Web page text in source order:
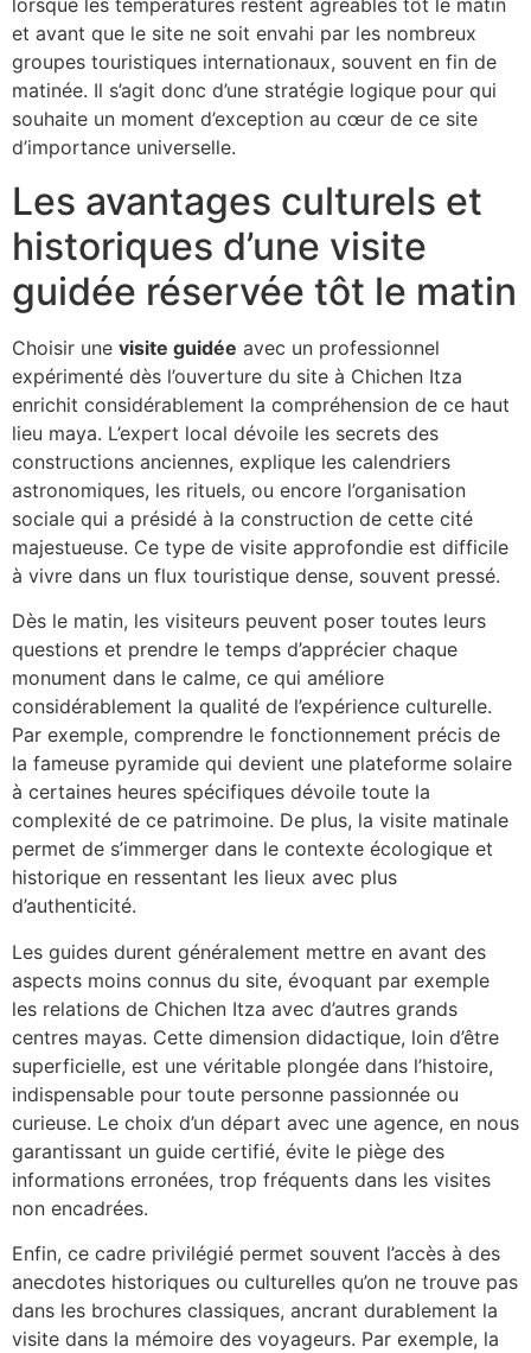
lorsque les températures restent agréables tôt le matin
et avant que le site ne soit envahi par les nombreux
groupes touristiques internationaux, souvent en fin de
matinée. Il s’agit donc d’une stratégie logique pour qui
souhaite un moment d’exception au cœur de ce site
d’importance universelle.
Les avantages culturels et
historiques d’une visite
guidée réservée tôt le matin
Choisir une visite guidée avec un professionnel
expérimenté dès l’ouverture du site à Chichen Itza
enrichit considérablement la compréhension de ce haut
lieu maya. L’expert local dévoile les secrets des
constructions anciennes, explique les calendriers
astronomiques, les rituels, ou encore l’organisation
sociale qui a présidé à la construction de cette cité
majestueuse. Ce type de visite approfondie est difficile
à vivre dans un flux touristique dense, souvent pressé.
Dès le matin, les visiteurs peuvent poser toutes leurs
questions et prendre le temps d’apprécier chaque
monument dans le calme, ce qui améliore
considérablement la qualité de l’expérience culturelle.
Par exemple, comprendre le fonctionnement précis de
la fameuse pyramide qui devient une plateforme solaire
à certaines heures spécifiques dévoile toute la
complexité de ce patrimoine. De plus, la visite matinale
permet de s’immerger dans le contexte écologique et
historique en ressentant les lieux avec plus
d’authenticité.
Les guides durent généralement mettre en avant des
aspects moins connus du site, évoquant par exemple
les relations de Chichen Itza avec d’autres grands
centres mayas. Cette dimension didactique, loin d’être
superficielle, est une véritable plongée dans l’histoire,
indispensable pour toute personne passionnée ou
curieuse. Le choix d’un départ avec une agence, en nous
garantissant un guide certifié, évite le piège des
informations erronées, trop fréquents dans les visites
non encadrées.
Enfin, ce cadre privilégié permet souvent l’accès à des
anecdotes historiques ou culturelles qu’on ne trouve pas
dans les brochures classiques, ancrant durablement la
visite dans la mémoire des voyageurs. Par exemple, la